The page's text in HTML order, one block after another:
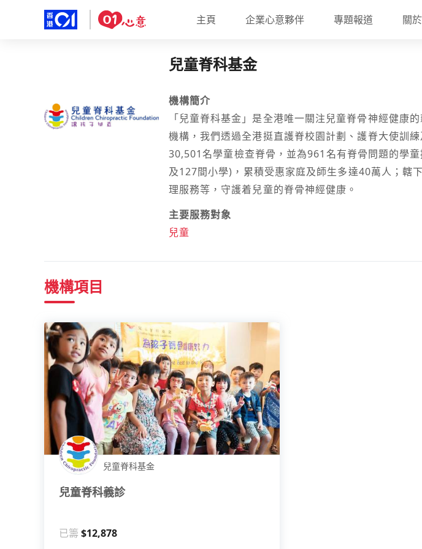
主頁 企業心意夥伴 專題報道 關
兒童脊科基金
機構簡介
「兒童脊科基金」是全港唯一關注兒童脊骨神經健
機構，我們透過全港挺直護脊校園計劃、護脊大使訓
30,501名學童檢查脊骨，並為961名有脊骨問題的學
及127間小學)，累積受惠家庭及師生多達40萬人；轄
理服務等，守護着兒童的脊骨神經健康。
主要服務對象
兒童
機構項目
兒童脊科基金
兒童脊科義診
已籌 $12,878